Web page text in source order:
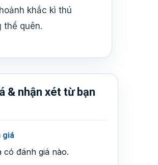
khắc kì thú
thể quên.
& nhận xét từ bạn
giá
có đánh giá nào.